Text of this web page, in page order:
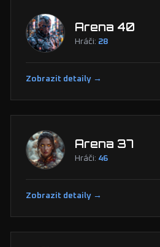
Arena 40
Hráči: 28
Zobrazit detaily →
Arena 37
Hráči: 46
Zobrazit detaily →